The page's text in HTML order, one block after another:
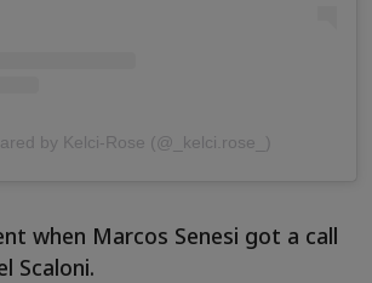
by Kelci-Rose (@_kelci.rose_)
when Marcos Senesi got a call
Scaloni.